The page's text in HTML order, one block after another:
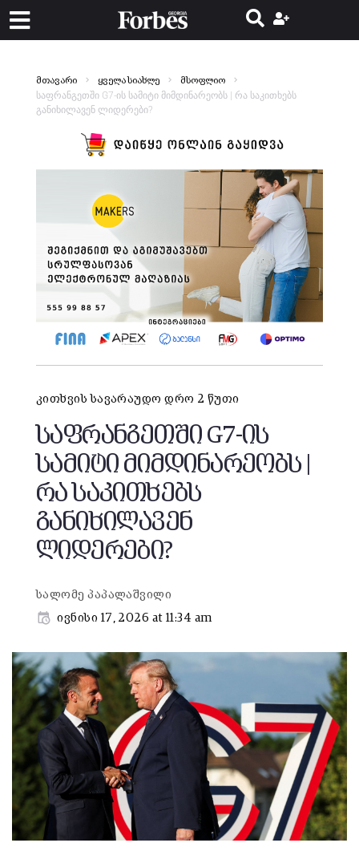
მთავარი ყველა სიახლე მსოფლიო
საფრანგეთში G7-ის სამიტი მიმდინარეობს | რა საკითხებს
განიხილავენ ლიდერები?
კითხვის სავარაუდო დრო 2 წუთი
საფრანგეთში G7-ის
სამიტი მიმდინარეობს |
რა საკითხებს
განიხილავენ
ლიდერები?
სალომე პაპალაშვილი
ივნისი 17, 2026 at 11:34 am